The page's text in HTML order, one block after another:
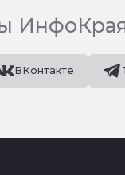
ВКонтакте